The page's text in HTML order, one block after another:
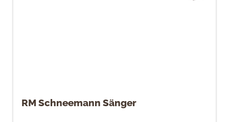
RM Schneemann Sänger